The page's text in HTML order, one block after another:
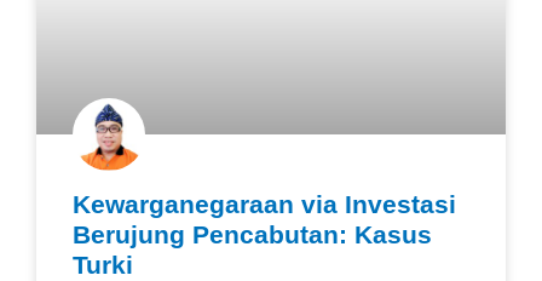
Kewarganegaraan via Investasi
Berujung Pencabutan: Kasus
Turki